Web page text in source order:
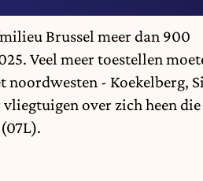
Brussel meer dan 900
Veel meer toestellen
noordwesten - Koekelberg,
vliegtuigen over zich heen